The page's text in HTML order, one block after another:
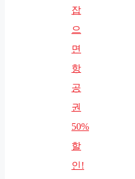
잡
으
면
항
공
권
50%
할
인!